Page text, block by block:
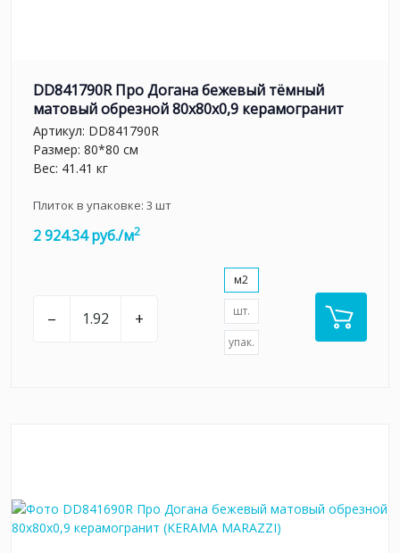
DD841790R Про Догана бежевый тёмный
матовый обрезной 80x80x0,9 керамогранит
Артикул: DD841790R
Размер: 80*80 см
Вес: 41.41 кг
Плиток в упаковке: 3 шт
2 924.34 руб./м2
– +
м2
шт.
упак.